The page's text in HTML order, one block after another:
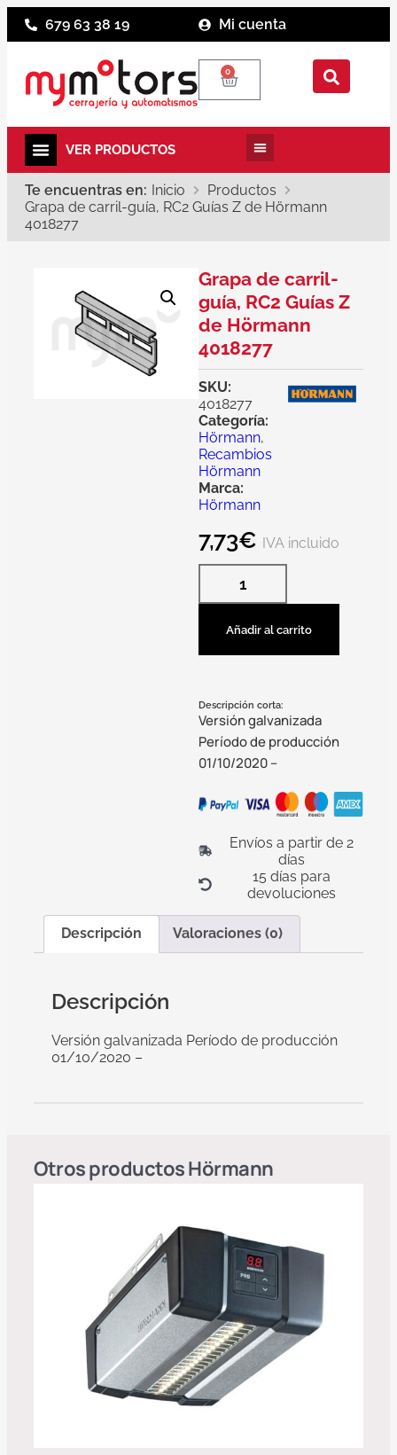
679 63 38 19 Mi cuenta
0
Te encuentras en: Inicio
Productos
Grapa de carril-guía, RC2 Guías Z de Hörmann
4018277
Grapa de carril-
guía, RC2 Guías Z
de Hörmann
4018277
SKU:
4018277
Categoría:
Hörmann,
Recambios
Hörmann
Marca:
Hörmann
7,73€ IVA incluido
Añadir al carrito
Descripción corta:
Versión galvanizada
Período de producción
01/10/2020 –
Envíos a partir de 2
días
15 días para
devoluciones
Descripción Valoraciones (0)
Descripción
Versión galvanizada Período de producción
01/10/2020 –
Otros productosHörmann